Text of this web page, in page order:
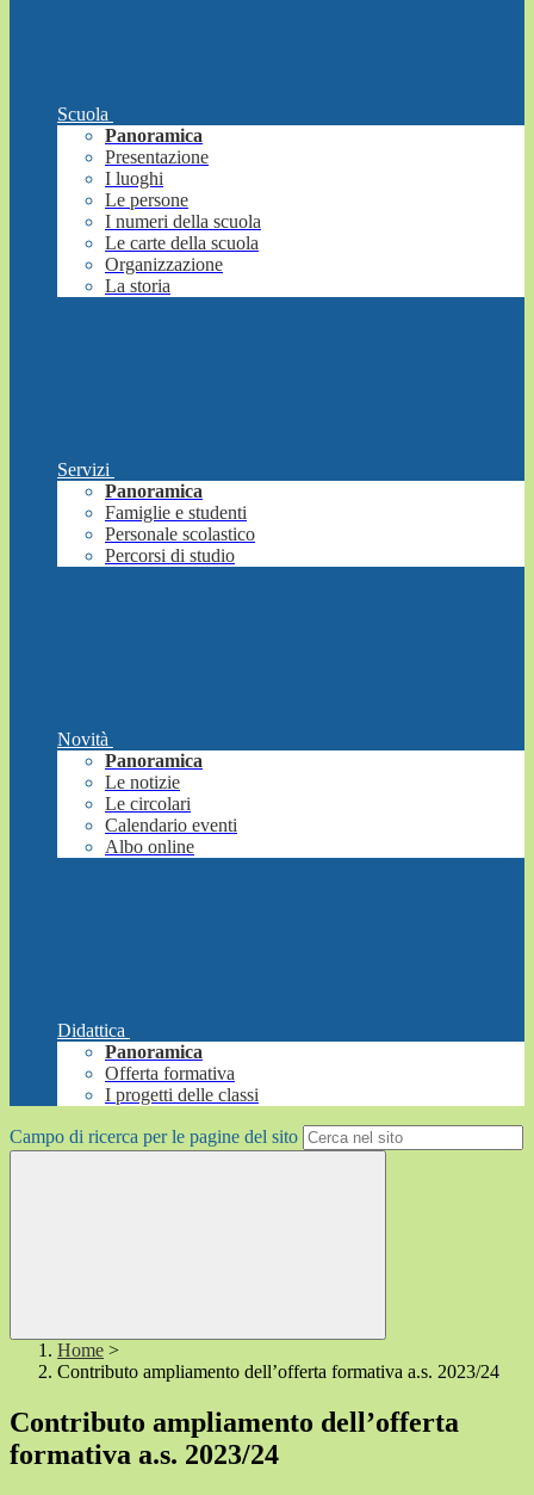
Scuola
Panoramica
Presentazione
I luoghi
Le persone
I numeri della scuola
Le carte della scuola
Organizzazione
La storia
Servizi
Panoramica
Famiglie e studenti
Personale scolastico
Percorsi di studio
Novità
Panoramica
Le notizie
Le circolari
Calendario eventi
Albo online
Didattica
Panoramica
Offerta formativa
I progetti delle classi
Campo di ricerca per le pagine del sito
Home >
Contributo ampliamento dell’offerta formativa a.s. 2023/24
Contributo ampliamento dell’offerta
formativa a.s. 2023/24